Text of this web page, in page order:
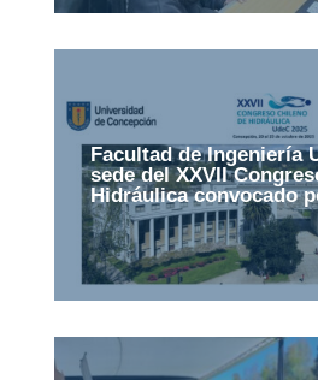
Facultad de Ingeniería
sede del XXVII
Hidráulica convocado